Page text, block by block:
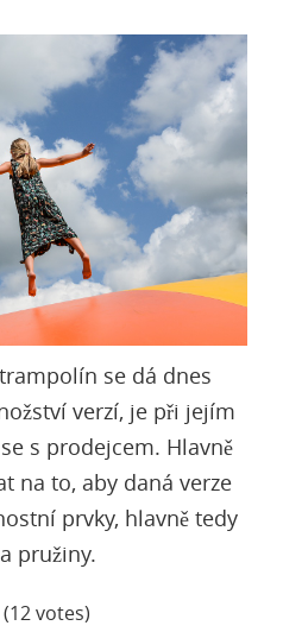
se dá dnes
verzí, je při jejím
s prodejcem. Hlavně
na to, aby daná verze
prvky, hlavně tedy
pružiny.
votes)